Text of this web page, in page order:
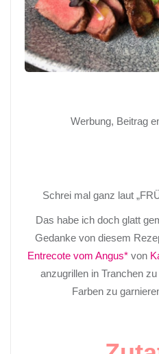
Werbung, Beitrag
Schrei mal ganz laut
Das habe ich doch glatt
Gedanke von diesem
Entrecote vom Angus* von
anzugrillen in Tranchen
Farben zu